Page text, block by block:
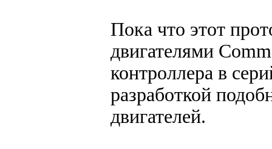
Пока что этот
двигателями
контроллера в
разработкой
двигателей.